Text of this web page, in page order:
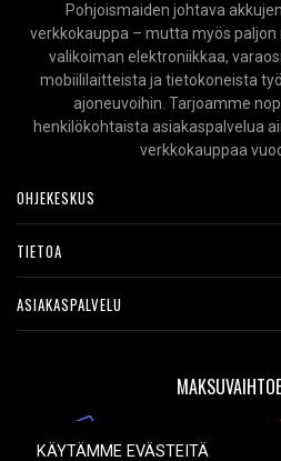
Pohjoismaiden johtava
verkkokauppa – mutta myös
valikoiman elektroniikkaa,
mobiililaitteista ja tietokoneista
ajoneuvoihin. Tarjoamme
henkilökohtaista asiakaspalvelua
verkkokauppaa
OHJEKESKUS
TIETOA
ASIAKASPALVELU
KÄYTÄMME EVÄSTEITÄ